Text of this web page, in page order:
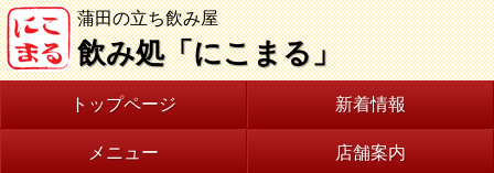
蒲田の立ち飲み屋
飲み処「にこまる」
トップページ 新着情報
メニュー 店舗案内